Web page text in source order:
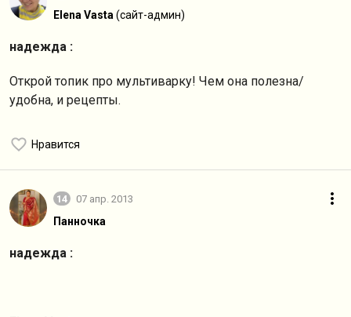
Elena Vasta (сайт-админ)
надежда :
Открой топик про мультиварку! Чем она полезна/
удобна, и рецепты.
Нравится
14 07 апр. 2013
Панночка
надежда :